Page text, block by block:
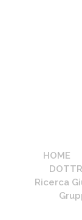
HOME
Ricerca